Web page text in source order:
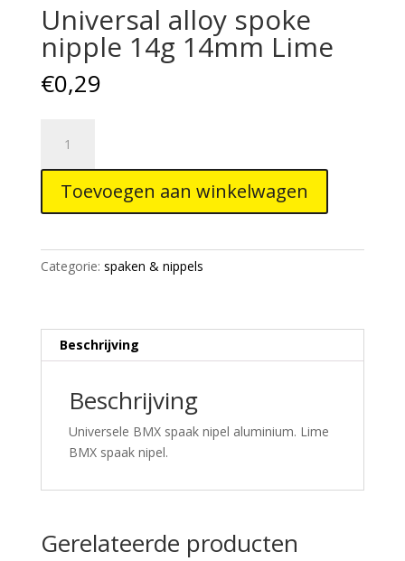
Universal alloy spoke
nipple 14g 14mm Lime
€0,29
spoke
nipple
14g
Lime
aantal
Toevoegen aan winkelwagen
Categorie: spaken & nippels
Beschrijving
Beschrijving
Universele BMX spaak nipel aluminium. Lime
BMX spaak nipel.
Gerelateerde producten